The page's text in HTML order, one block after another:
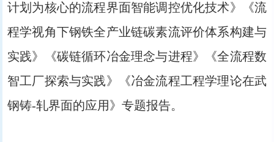
计划为核心的流程界面智能调控优化技术》《流
程学视角下钢铁全产业链碳素流评价体系构建与
实践》《碳链循环冶金理念与进程》《全流程数
智工厂探索与实践》《冶金流程工程学理论在武
钢铸-轧界面的应用》专题报告。